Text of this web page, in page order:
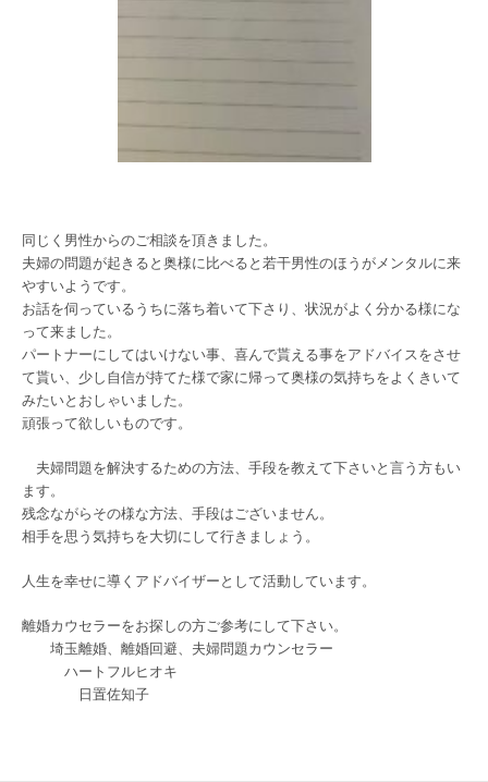
同じく男性からのご相談を頂きました。
夫婦の問題が起きると奥様に比べると若干男性のほうがメンタルに来
やすいようです。
お話を伺っているうちに落ち着いて下さり、状況がよく分かる様にな
って来ました。
パートナーにしてはいけない事、喜んで貰える事をアドバイスをさせ
て貰い、少し自信が持てた様で家に帰って奥様の気持ちをよくきいて
みたいとおしゃいました。
頑張って欲しいものです。
夫婦問題を解決するための方法、手段を教えて下さいと言う方もい
ます。
残念ながらその様な方法、手段はございません。
相手を思う気持ちを大切にして行きましょう。
人生を幸せに導くアドバイザーとして活動しています。
離婚カウセラーをお探しの方ご参考にして下さい。
埼玉離婚、離婚回避、夫婦問題カウンセラー
ハートフルヒオキ
日置佐知子